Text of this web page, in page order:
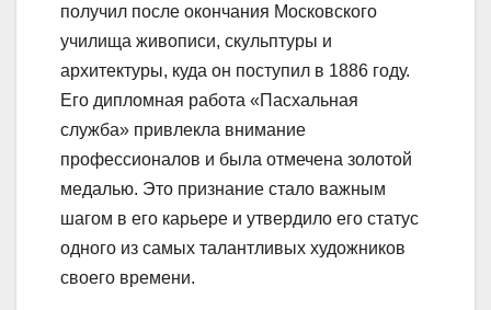
получил после окончания Московского
училища живописи, скульптуры и
архитектуры, куда он поступил в 1886 году.
Его дипломная работа «Пасхальная
служба» привлекла внимание
профессионалов и была отмечена золотой
медалью. Это признание стало важным
шагом в его карьере и утвердило его статус
одного из самых талантливых художников
своего времени.